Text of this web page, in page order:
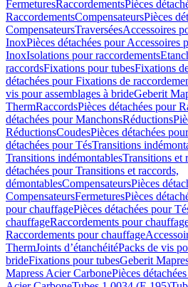
FermeturesRaccordementsPièces
RaccordementsCompensateursPièces
CompensateursTraverséesAccessoires
InoxPièces détachées pour
InoxIsolations pour raccordements
raccordsFixations pour tubesFixations
détachées pour Fixations de
vis pour assemblages à brideGeberit
ThermRaccordsPièces détachées pour
détachées pour ManchonsRéductions
RéductionsCoudesPièces détachées
détachées pour TésTransitions
Transitions indémontablesTransitions et
détachées pour Transitions et raccords,
démontablesCompensateursPièces
CompensateursFermeturesPièces
pour chauffagePièces détachées pour
chauffageRaccordements pour
Raccordements pour chauffage
ThermJoints d’étanchéitéPacks de vis
brideFixations pour tubesGeberit
Mapress Acier CarbonePièces